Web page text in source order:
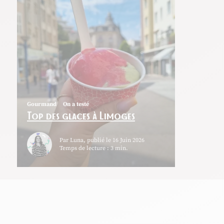
Top des glaces à Limoges
Gourmand On a testé
Par Luna, publié le 16 Juin 2026
Temps de lecture : 3 min.